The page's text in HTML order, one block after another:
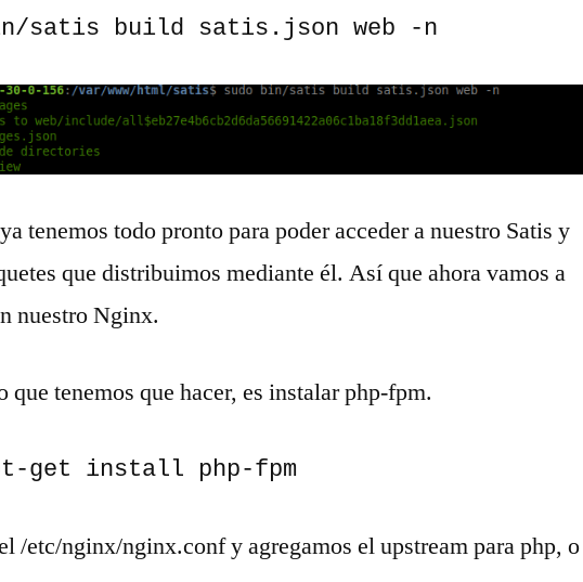
satis build satis.json web -n
tenemos todo pronto para poder acceder a nuestro Satis y
que distribuimos mediante él. Así que ahora vamos a
nuestro Nginx.
que tenemos que hacer, es instalar php-fpm.
get install php-fpm
/etc/nginx/nginx.conf y agregamos el upstream para php, o